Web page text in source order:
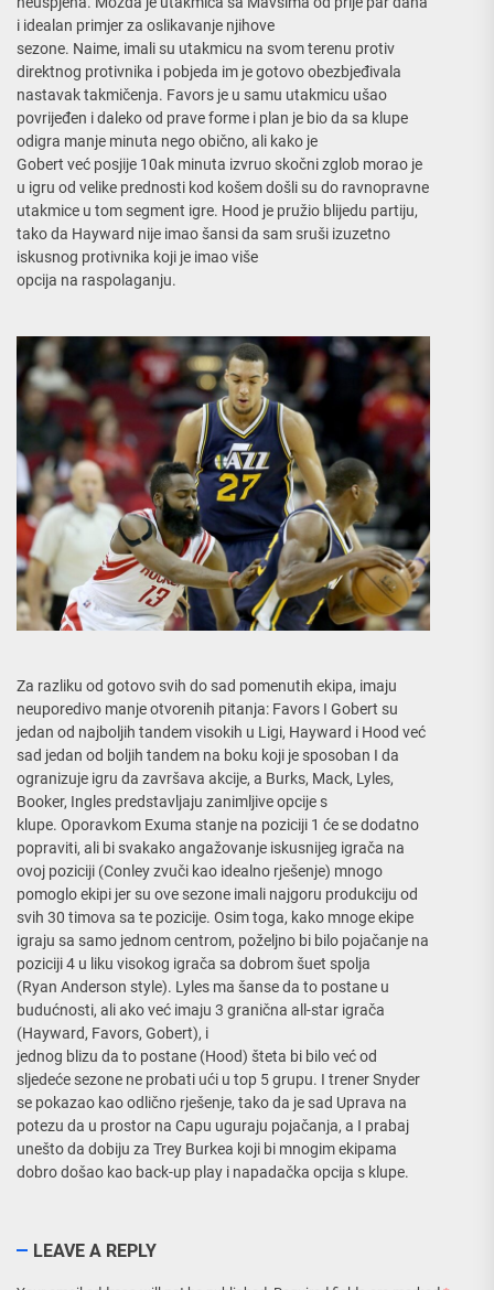
i idealan primjer za oslikavanje njihove
sezone. Naime, imali su utakmicu na svom terenu protiv
direktnog protivnika i pobjeda im je gotovo obezbjeđivala
nastavak takmičenja. Favors je u samu utakmicu ušao
povrijeđen i daleko od prave forme i plan je bio da sa klupe
odigra manje minuta nego obično, ali kako je
Gobert već posjije 10ak minuta izvruo skočni zglob morao je
u igru od velike prednosti kod košem došli su do ravnopravne
utakmice u tom segment igre. Hood je pružio blijedu partiju,
tako da Hayward nije imao šansi da sam sruši izuzetno
iskusnog protivnika koji je imao više
opcija na raspolaganju.
Za razliku od gotovo svih do sad pomenutih ekipa, imaju
neuporedivo manje otvorenih pitanja: Favors I Gobert su
jedan od najboljih tandem visokih u Ligi, Hayward i Hood već
sad jedan od boljih tandem na boku koji je sposoban I da
ogranizuje igru da završava akcije, a Burks, Mack, Lyles,
Booker, Ingles predstavljaju zanimljive opcije s
klupe. Oporavkom Exuma stanje na poziciji 1 će se dodatno
popraviti, ali bi svakako angažovanje iskusnijeg igrača na
ovoj poziciji (Conley zvuči kao idealno rješenje) mnogo
pomoglo ekipi jer su ove sezone imali najgoru produkciju od
svih 30 timova sa te pozicije. Osim toga, kako mnoge ekipe
igraju sa samo jednom centrom, poželjno bi bilo pojačanje na
poziciji 4 u liku visokog igrača sa dobrom šuet spolja
(Ryan Anderson style). Lyles ma šanse da to postane u
budućnosti, ali ako već imaju 3 granična all-star igrača
(Hayward, Favors, Gobert), i
jednog blizu da to postane (Hood) šteta bi bilo već od
sljedeće sezone ne probati ući u top 5 grupu. I trener Snyder
se pokazao kao odlično rješenje, tako da je sad Uprava na
potezu da u prostor na Capu uguraju pojačanja, a I prabaj
unešto da dobiju za Trey Burkea koji bi mnogim ekipama
dobro došao kao back-up play i napadačka opcija s klupe.
LEAVE A REPLY